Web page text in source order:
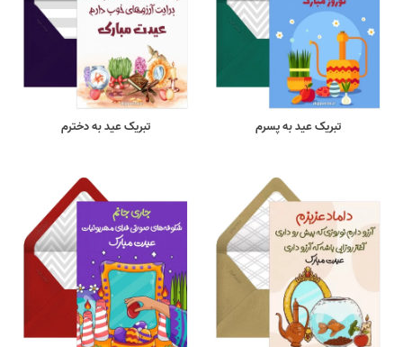
تبریک عید به پسرم تبریک عید به دخترم